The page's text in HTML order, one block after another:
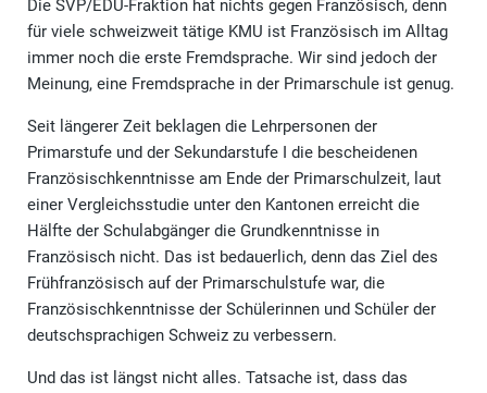
Die SVP/EDU-Fraktion hat nichts gegen Französisch, denn
für viele schweizweit tätige KMU ist Französisch im Alltag
immer noch die erste Fremdsprache. Wir sind jedoch der
Meinung, eine Fremdsprache in der Primarschule ist genug.
Seit längerer Zeit beklagen die Lehrpersonen der
Primarstufe und der Sekundarstufe I die bescheidenen
Französischkenntnisse am Ende der Primarschulzeit, laut
einer Vergleichsstudie unter den Kantonen erreicht die
Hälfte der Schulabgänger die Grundkenntnisse in
Französisch nicht. Das ist bedauerlich, denn das Ziel des
Frühfranzösisch auf der Primarschulstufe war, die
Französischkenntnisse der Schülerinnen und Schüler der
deutschsprachigen Schweiz zu verbessern.
Und das ist längst nicht alles. Tatsache ist, dass das